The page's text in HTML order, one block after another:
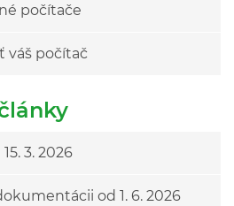
počítače
váš počítač
3. 2026
od 1. 6. 2026